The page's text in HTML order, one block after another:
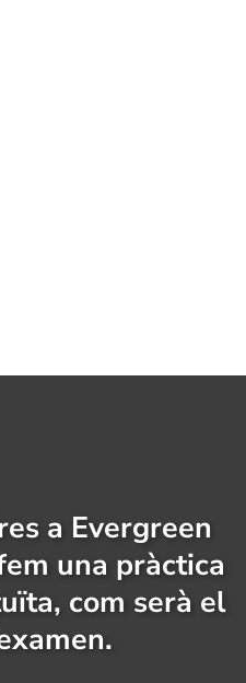
a Evergreen
una pràctica
com serà el